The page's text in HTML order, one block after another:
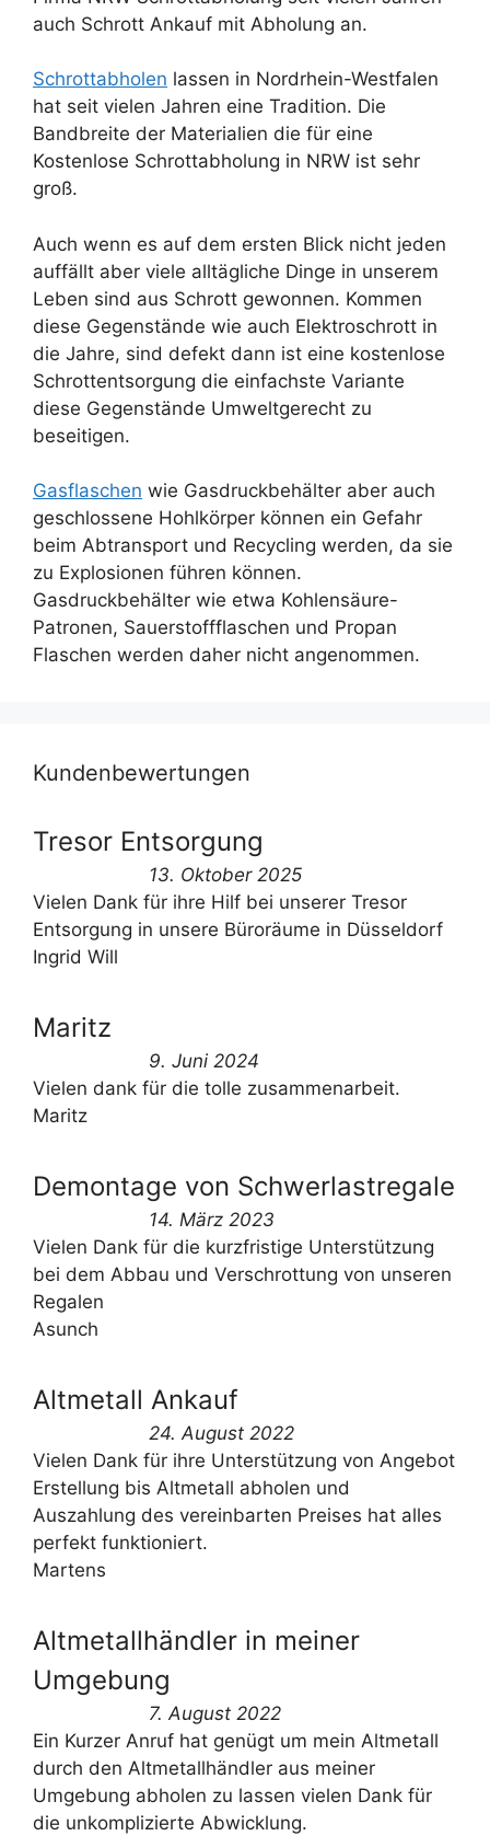
auch Schrott Ankauf mit Abholung an.
Schrottabholen lassen in Nordrhein-Westfalen
hat seit vielen Jahren eine Tradition. Die
Bandbreite der Materialien die für eine
Kostenlose Schrottabholung in NRW ist sehr
groß.
Auch wenn es auf dem ersten Blick nicht jeden
auffällt aber viele alltägliche Dinge in unserem
Leben sind aus Schrott gewonnen. Kommen
diese Gegenstände wie auch Elektroschrott in
die Jahre, sind defekt dann ist eine kostenlose
Schrottentsorgung die einfachste Variante
diese Gegenstände Umweltgerecht zu
beseitigen.
Gasflaschen wie Gasdruckbehälter aber auch
geschlossene Hohlkörper können ein Gefahr
beim Abtransport und Recycling werden, da sie
zu Explosionen führen können.
Gasdruckbehälter wie etwa Kohlensäure-
Patronen, Sauerstoffflaschen und Propan
Flaschen werden daher nicht angenommen.
Kundenbewertungen
Tresor Entsorgung
13. Oktober 2025
Vielen Dank für ihre Hilf bei unserer Tresor
Entsorgung in unsere Büroräume in Düsseldorf
Ingrid Will
Maritz
9. Juni 2024
Vielen dank für die tolle zusammenarbeit.
Maritz
Demontage von Schwerlastregale
14. März 2023
Vielen Dank für die kurzfristige Unterstützung
bei dem Abbau und Verschrottung von unseren
Regalen
Asunch
Altmetall Ankauf
24. August 2022
Vielen Dank für ihre Unterstützung von Angebot
Erstellung bis Altmetall abholen und
Auszahlung des vereinbarten Preises hat alles
perfekt funktioniert.
Martens
Altmetallhändler in meiner
Umgebung
7. August 2022
Ein Kurzer Anruf hat genügt um mein Altmetall
durch den Altmetallhändler aus meiner
Umgebung abholen zu lassen vielen Dank für
die unkomplizierte Abwicklung.